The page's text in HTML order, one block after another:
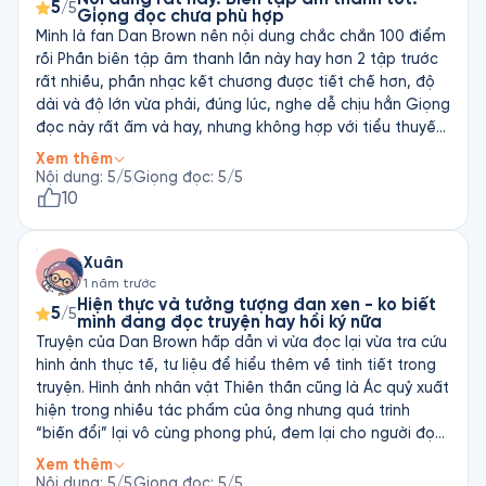
vọng. Tuy nhiên, vì ấn tượng với Thiên thần và ác quỷ,
Hỏa ngục nên khi nhìn thấy cuốn sách này, mình đã bấm
chọn mua trước khi nghe thử. Và với mình, đây là cuốn
sách hay nhất, hấp dẫn nhất và dễ hiểu tường tận nhất
của Dan Brown.￼
5/5Giọng đọc chưa phù hợp
Mình là fan Dan Brown nên nội dung chắc chắn 100 điểm
rồi Phần biên tập âm thanh lần này hay hơn 2 tập trước
rất nhiều, phần nhạc kết chương được tiết chế hơn, độ
dài và độ lớn vừa phải, đúng lúc, nghe dễ chịu hẳn Giọng
đọc này rất ấm và hay, nhưng không hợp với tiểu thuyết
gay cấn như của Dan Brown. Mình vẫn thích giọng cũ, hơi
"drama" nhưng cực kì cuốn. Giọng này an toàn quá
Xem thêm
Nội dung: 5/5Giọng đọc: 5/5
10
Xuân
1 năm trước
5/5 Hiện thực và tưởng tượng đan xen - ko biết
mình đang đọc truyện hay hồi ký nữa
Truyện của Dan Brown hấp dẫn vì vừa đọc lại vừa tra cứu
hình ảnh thực tế, tư liệu để hiểu thêm về tình tiết trong
truyện. Hình ảnh nhân vật Thiên thần cũng là Ác quỷ xuất
hiện trong nhiều tác phẩm của ông nhưng quá trình
“biến đổi” lại vô cùng phong phú, đem lại cho người đọc
bất ngờ, ngạc nhiên đến phút chót. Việc đan xen thực
tế (các công trình kiến trúc, phân tích các tác phẩm
Xem thêm